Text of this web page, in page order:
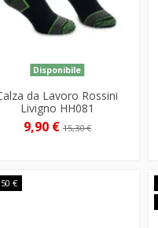
Disponibile
da Lavoro Rossini
Livigno HH081
9,90 € 15,30 €
€